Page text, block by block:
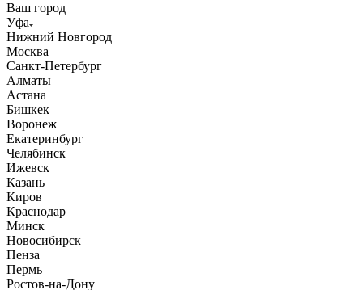
Ваш город
Уфа
Нижний Новгород
Москва
Санкт-Петербург
Алматы
Астана
Бишкек
Воронеж
Екатеринбург
Челябинск
Ижевск
Казань
Киров
Краснодар
Минск
Новосибирск
Пенза
Пермь
Ростов-на-Дону